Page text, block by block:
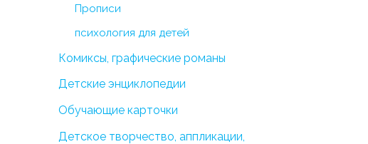
Прописи
психология для детей
Комиксы, графические романы
Детские энциклопедии
Обучающие карточки
Детское творчество, аппликации,